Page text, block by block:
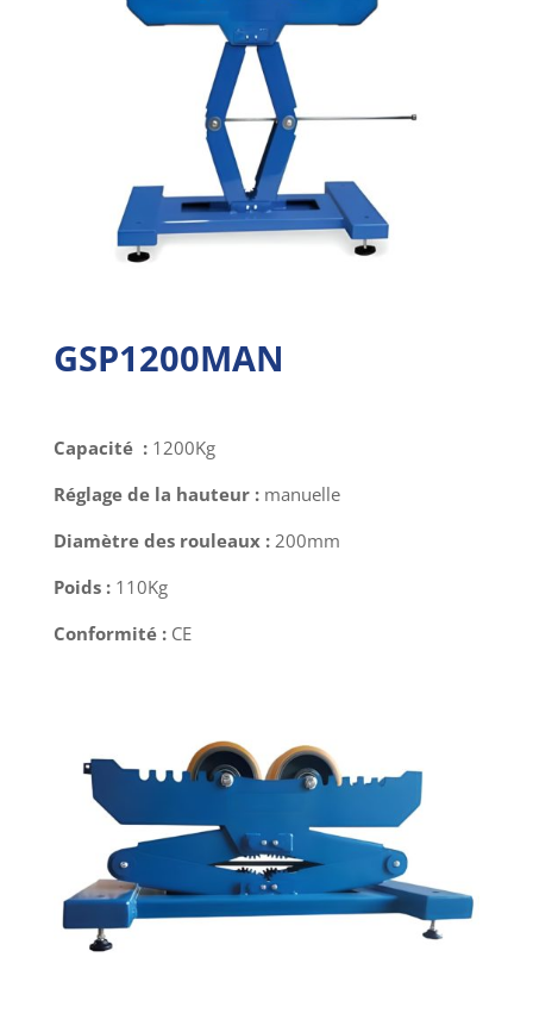
GSP1200MAN
Capacité :1200Kg
Réglage de la hauteur :manuelle
Diamètre des rouleaux : 200mm
Poids :110Kg
Conformité : CE